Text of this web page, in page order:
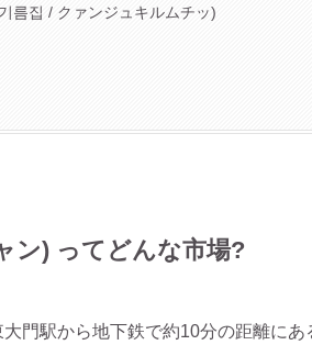
름집 / クァンジュキルムチッ)
ン) ってどんな市場?
門駅から地下鉄で約10分の距離に